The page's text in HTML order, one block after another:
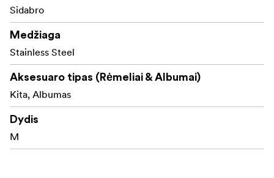
Sidabro
Medžiaga
Stainless Steel
Aksesuaro tipas (Rėmeliai & Albumai)
Kita, Albumas
Dydis
M